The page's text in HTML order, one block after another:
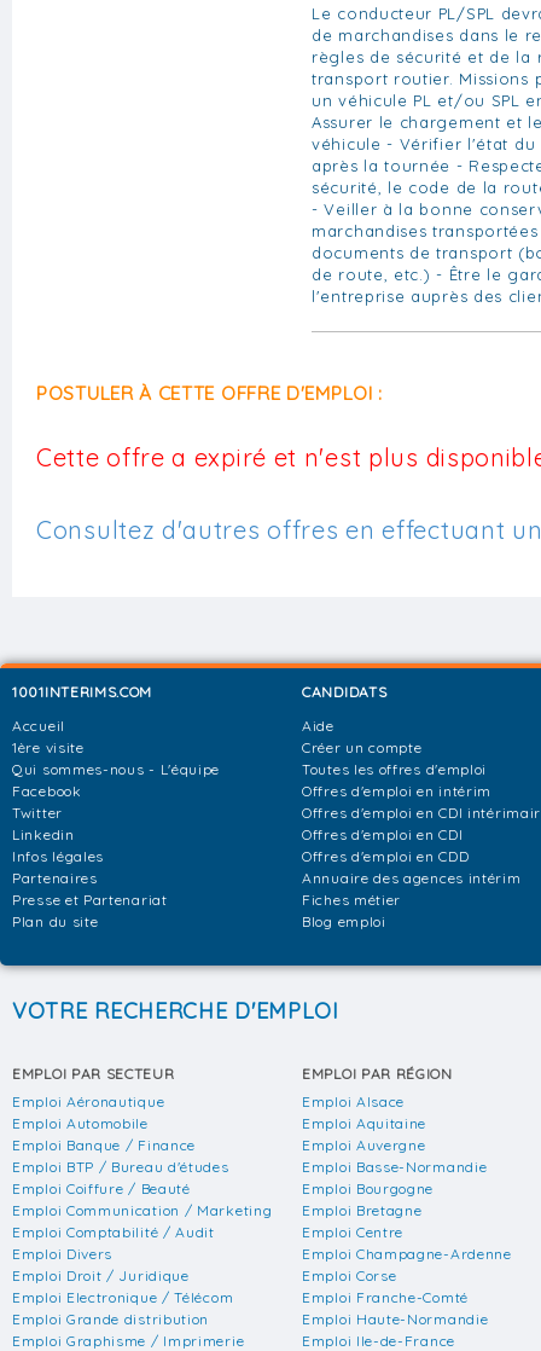
Le conducteur PL/SPL
de marchandises dans le
règles de sécurité et de la
transport routier. Missions
un véhicule PL et/ou SPL
Assurer le chargement et
véhicule - Vérifier l'état du
après la tournée -
sécurité, le code de la
- Veiller à la bonne
marchandises
documents de transport
de route, etc.) - Être le
l'entreprise auprès des
POSTULER À CETTE OFFRE D'EMPLOI :
Cette offre a expiré et n'est plus
Consultez d'autres offres en effectuant
1001INTERIMS.COM
Accueil
1ère visite
Qui sommes-nous - L'équipe
Facebook
Twitter
Linkedin
Infos légales
Partenaires
Presse et Partenariat
Plan du site
CANDIDATS
Aide
Créer un compte
Toutes les offres d'emploi
Offres d'emploi en intérim
Offres d'emploi en CDI
Offres d'emploi en CDI
Offres d'emploi en CDD
Annuaire des agences intérim
Fiches métier
Blog emploi
VOTRE RECHERCHE D'EMPLOI
EMPLOI PAR SECTEUR
Emploi Aéronautique
Emploi Automobile
Emploi Banque / Finance
Emploi BTP / Bureau d'études
Emploi Coiffure / Beauté
Emploi Communication / Marketing
Emploi Comptabilité / Audit
Emploi Divers
Emploi Droit / Juridique
Emploi Electronique / Télécom
Emploi Grande distribution
Emploi Graphisme / Imprimerie
EMPLOI PAR RÉGION
Emploi Alsace
Emploi Aquitaine
Emploi Auvergne
Emploi Basse-Normandie
Emploi Bourgogne
Emploi Bretagne
Emploi Centre
Emploi Champagne-Ardenne
Emploi Corse
Emploi Franche-Comté
Emploi Haute-Normandie
Emploi Ile-de-France